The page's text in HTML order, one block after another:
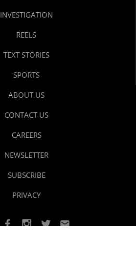
INVESTIGATION
REELS
TEXT STORIES
SPORTS
ABOUT US
CONTACT US
CAREERS
NEWSLETTER
SUBSCRIBE
PRIVACY